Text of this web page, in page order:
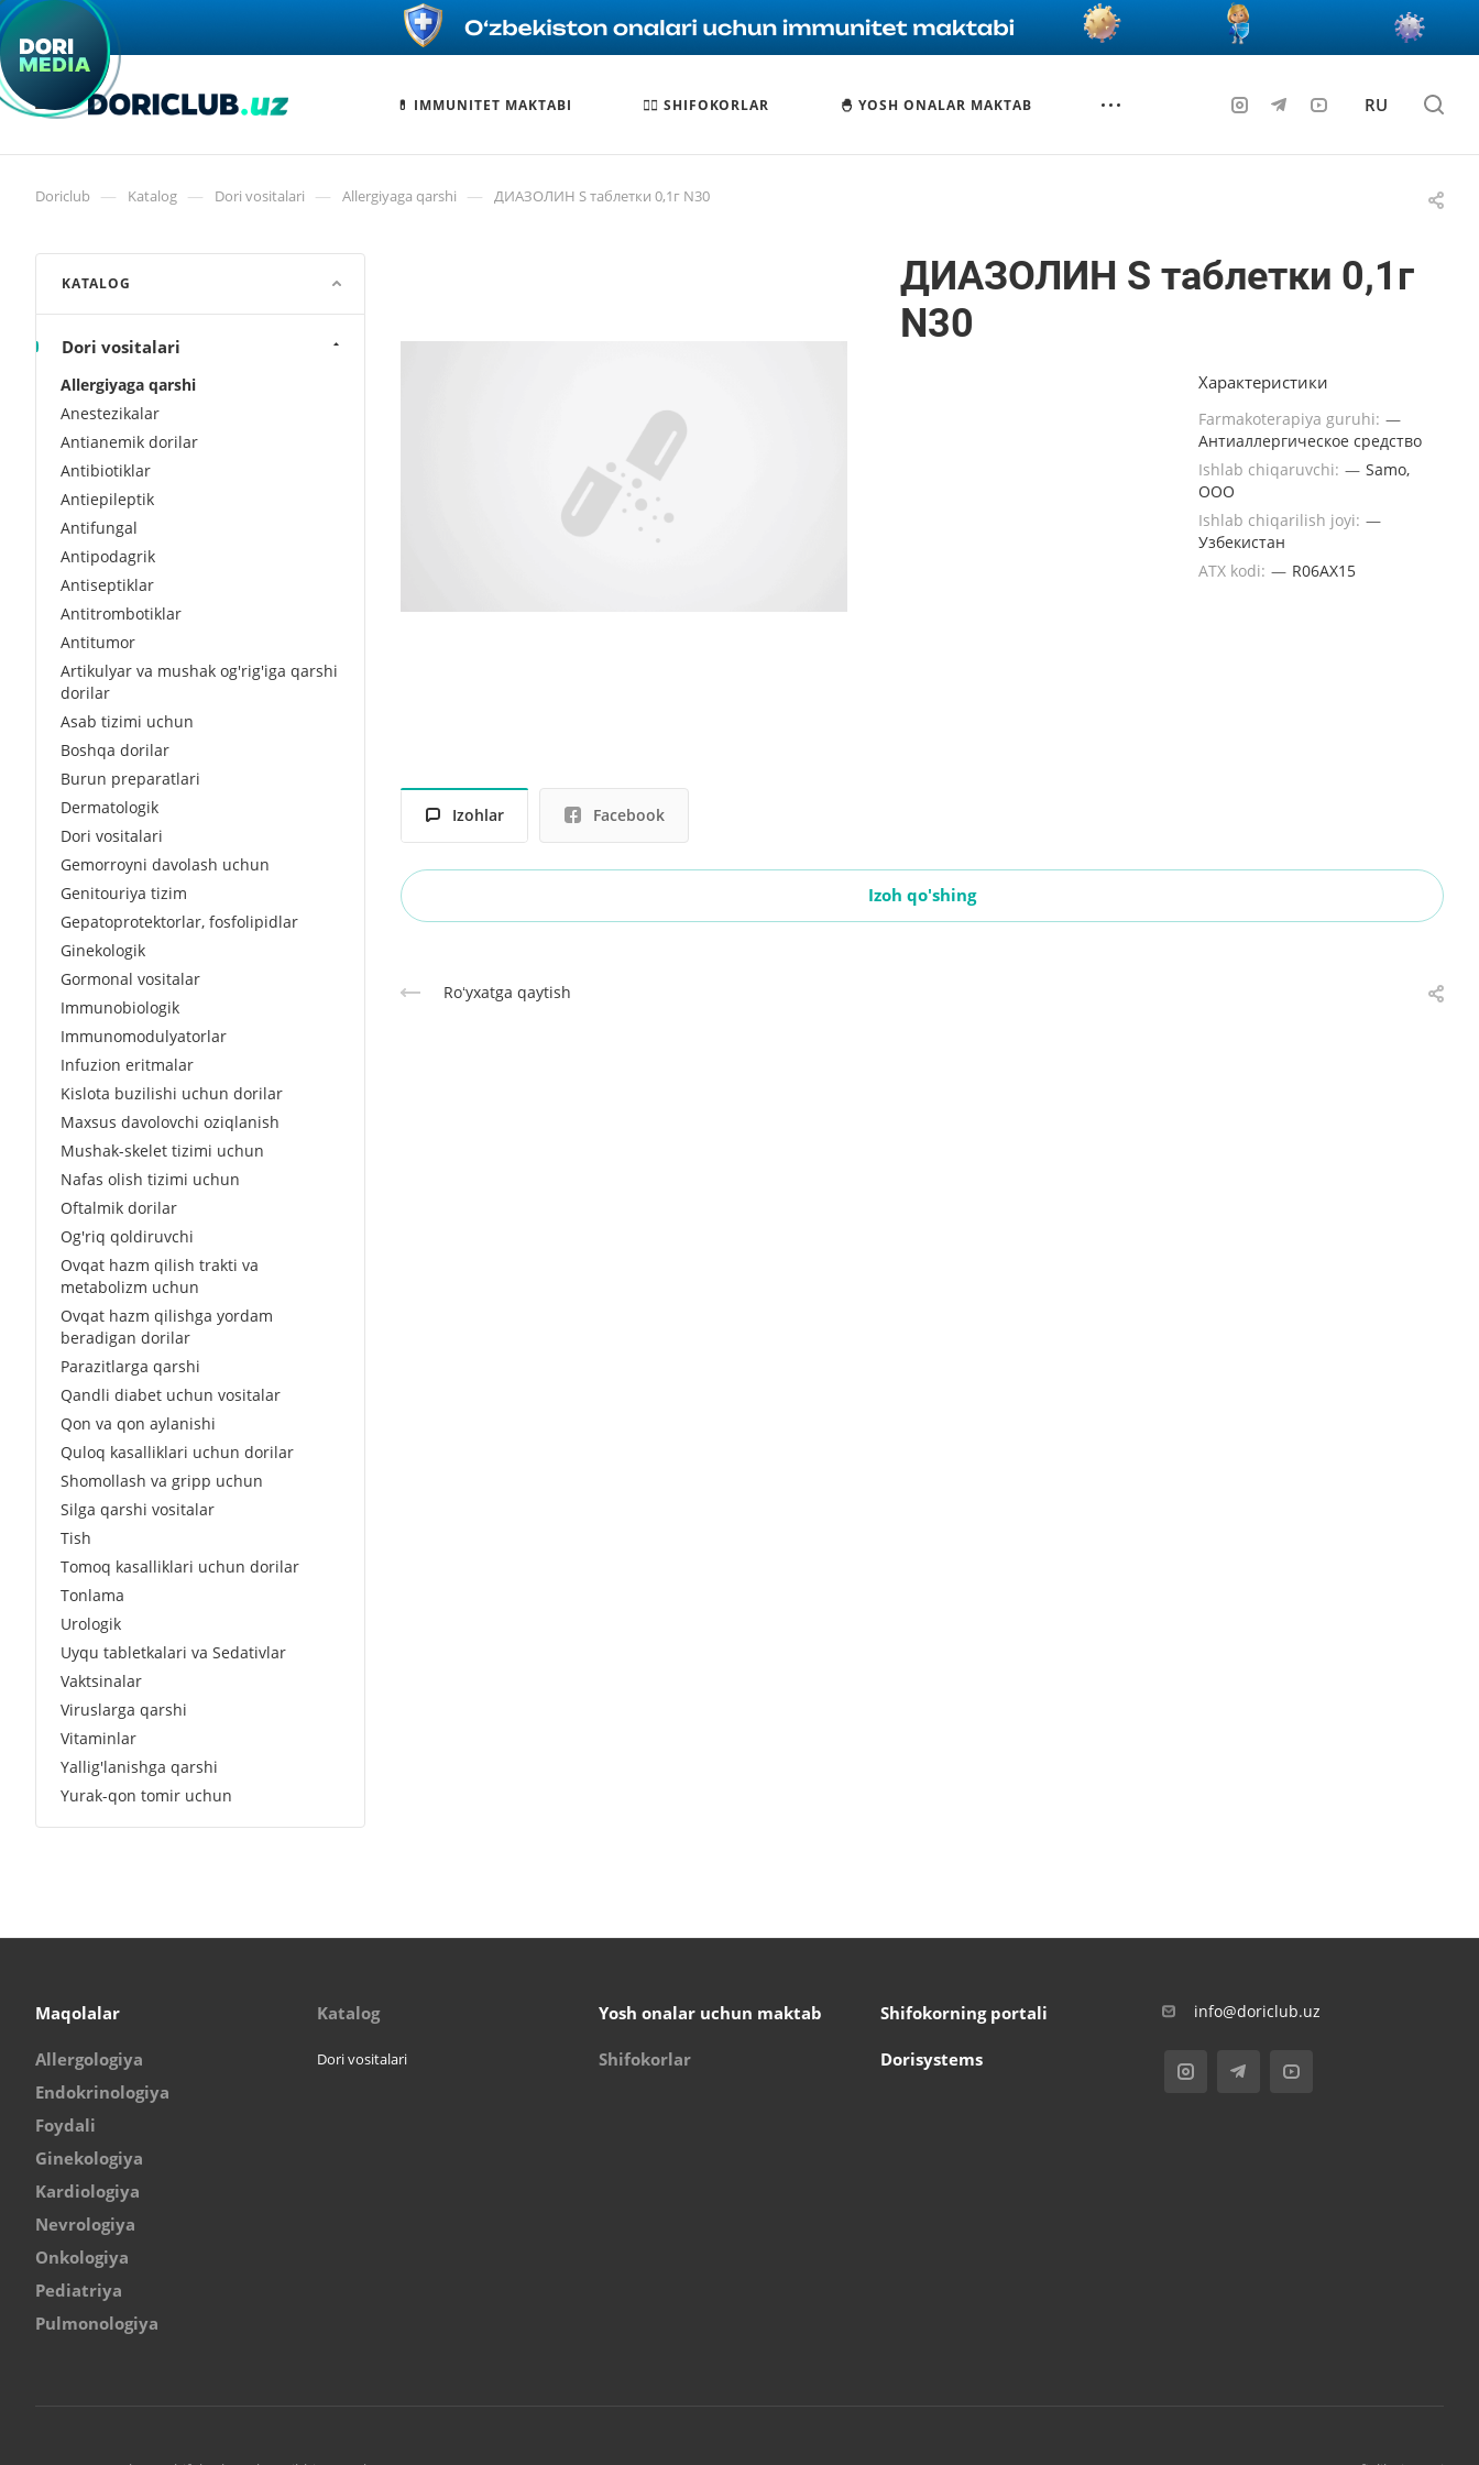
💊 IMMUNITET MAKTABI 🧑‍⚕️ SHIFOKORLAR 🐣 YOSH ONALAR MAKTAB RU
Doriclub — Katalog — Dori vositalari — Allergiyaga qarshi — ДИАЗОЛИН S таблетки 0,1г N30
ДИАЗОЛИН S таблетки 0,1г
N30
Характеристики
Farmakoterapiya guruhi: —
Антиаллергическое средство
Ishlab chiqaruvchi: — Samo,
OOO
Ishlab chiqarilish joyi: —
Узбекистан
ATX kodi: — R06AX15
Izohlar Facebook
Izoh qo'shing
Roʻyxatga qaytish
KATALOG
Dori vositalari
Allergiyaga qarshi
Anestezikalar
Antianemik dorilar
Antibiotiklar
Antiepileptik
Antifungal
Antipodagrik
Antiseptiklar
Antitrombotiklar
Antitumor
Artikulyar va mushak og'rig'iga qarshi
dorilar
Asab tizimi uchun
Boshqa dorilar
Burun preparatlari
Dermatologik
Dori vositalari
Gemorroyni davolash uchun
Genitouriya tizim
Gepatoprotektorlar, fosfolipidlar
Ginekologik
Gormonal vositalar
Immunobiologik
Immunomodulyatorlar
Infuzion eritmalar
Kislota buzilishi uchun dorilar
Maxsus davolovchi oziqlanish
Mushak-skelet tizimi uchun
Nafas olish tizimi uchun
Oftalmik dorilar
Og'riq qoldiruvchi
Ovqat hazm qilish trakti va
metabolizm uchun
Ovqat hazm qilishga yordam
beradigan dorilar
Parazitlarga qarshi
Qandli diabet uchun vositalar
Qon va qon aylanishi
Quloq kasalliklari uchun dorilar
Shomollash va gripp uchun
Silga qarshi vositalar
Tish
Tomoq kasalliklari uchun dorilar
Tonlama
Urologik
Uyqu tabletkalari va Sedativlar
Vaktsinalar
Viruslarga qarshi
Vitaminlar
Yallig'lanishga qarshi
Yurak-qon tomir uchun
Maqolalar
Allergologiya
Endokrinologiya
Foydali
Ginekologiya
Kardiologiya
Nevrologiya
Onkologiya
Pediatriya
Pulmonologiya
Katalog
Dori vositalari
Yosh onalar uchun maktab
Shifokorlar
Shifokorning portali
Dorisystems
info@doriclub.uz